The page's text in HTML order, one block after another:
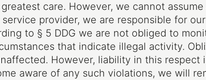
care. However, we cannot
provider, we are responsible for
to § 5 DDG we are not obliged to
that indicate illegal activity.
However, liability in this
aware of any such violations, we will